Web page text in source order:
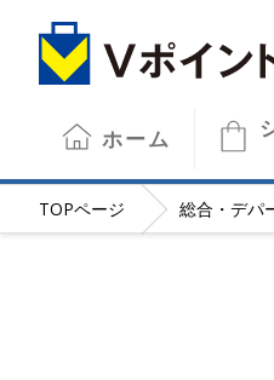
ホーム
TOPページ 総合・デパ